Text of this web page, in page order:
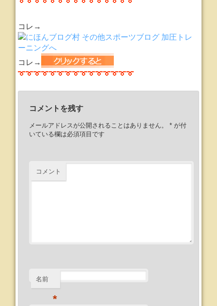
コレ→
コレ→
コメントを残す
メールアドレスが公開されることはありません。 *が付
いている欄は必須項目です
コメント
名前
*